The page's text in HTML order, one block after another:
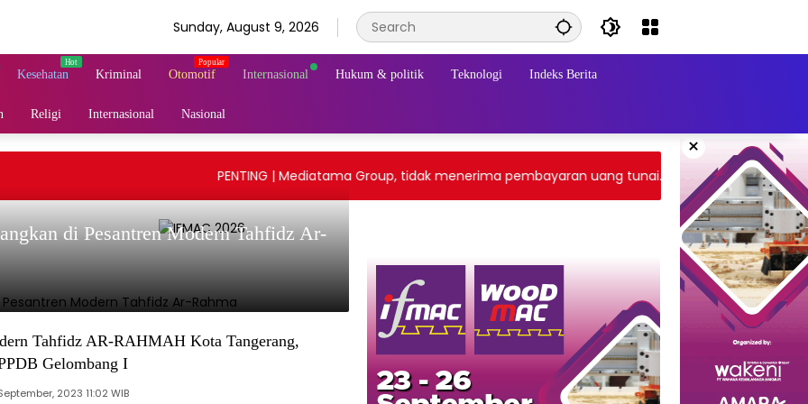
Sunday, August 9, 2026
Kesehatan Kriminal Otomotif Internasional Hukum & politik Teknologi Indeks Berita
Religi Internasional Nasional
×
PENTING | Mediatama Group, tidak menerima pembayaran uang tunai. Transaksi melalui
di Pesantren Modern Tahfidz Ar-
Tahfidz AR-RAHMAH Kota Tangerang,
Gelombang I
2023 11:02 WIB